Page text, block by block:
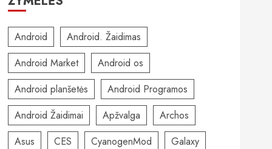
Android
Android. Žaidimas
Android Market
Android os
Android planšetės
Android Programos
Android Žaidimai
Apžvalga
Archos
Asus
CES CyanogenMod
Galaxy